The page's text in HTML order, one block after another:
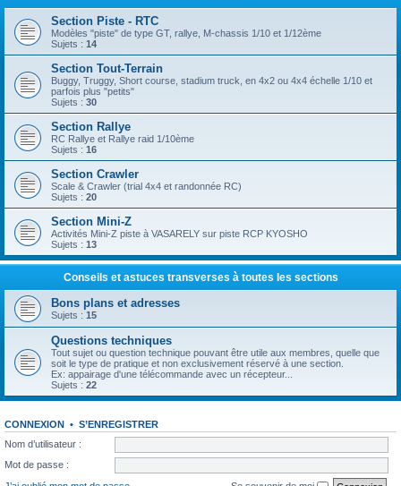
Section Piste - RTC
Modèles "piste" de type GT, rallye, M-chassis 1/10 et 1/12ème
Sujets : 14
Section Tout-Terrain
Buggy, Truggy, Short course, stadium truck, en 4x2 ou 4x4 échelle 1/10 et
parfois plus "petits"
Sujets : 30
Section Rallye
RC Rallye et Rallye raid 1/10ème
Sujets : 16
Section Crawler
Scale & Crawler (trial 4x4 et randonnée RC)
Sujets : 20
Section Mini-Z
Activités Mini-Z piste à VASARELY sur piste RCP KYOSHO
Sujets : 13
Conseils et astuces transverses à toutes les sections
Bons plans et adresses
Sujets : 15
Questions techniques
Tout sujet ou question technique pouvant être utile aux membres, quelle que
soit le type de pratique et non exclusivement réservé à une section.
Ex: appairage d'une télécommande avec un récepteur...
Sujets : 22
CONNEXION • S’ENREGISTRER
Nom d’utilisateur :
Mot de passe :